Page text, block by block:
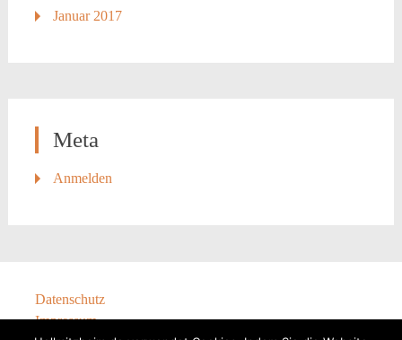
Januar 2017
Meta
Anmelden
Datenschutz
Impressum